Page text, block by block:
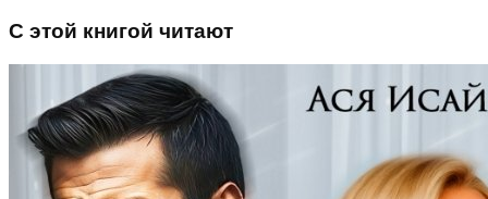
С этой книгой читают